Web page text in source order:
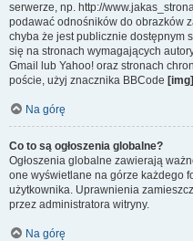
serwerze, np. http://
podawać odnośników do obrazków
chyba że jest publicznie dostępnym
się na stronach wymagających
Gmail lub Yahoo! oraz stronach
poście, użyj znacznika BBCode [img]
Na górę
Co to są ogłoszenia globalne?
Ogłoszenia globalne zawierają
one wyświetlane na górze każdego
użytkownika. Uprawnienia
przez administratora witryny.
Na górę